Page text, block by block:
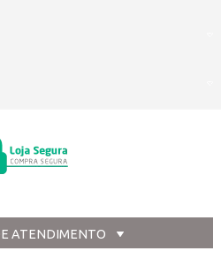
ATENDIMENTO